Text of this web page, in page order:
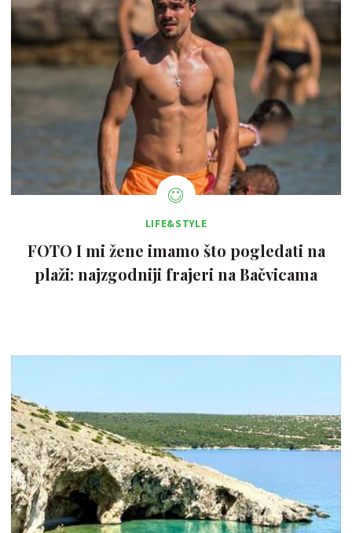
LIFE&STYLE
FOTO I mi žene imamo što pogledati na
plaži: najzgodniji frajeri na Bačvicama